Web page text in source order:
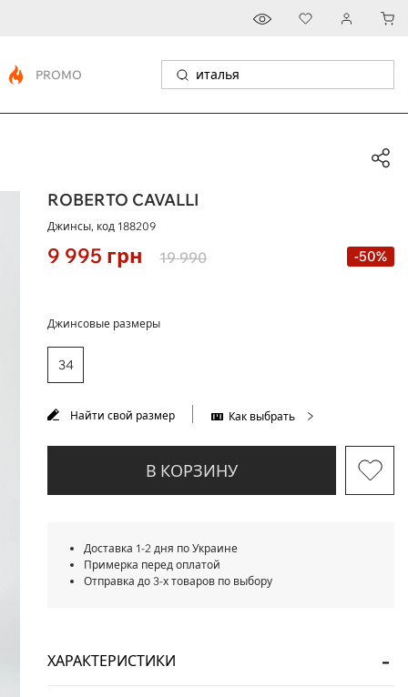
PROMO
ROBERTO CAVALLI
Джинсы, код 188209
9 995 грн 19 990 -50%
Джинсовые размеры
34
Найти свой размер Как выбрать
В КОРЗИНУ
Доставка 1-2 дня по Украине
Примерка перед оплатой
Отправка до 3-х товаров по выбору
ХАРАКТЕРИСТИКИ